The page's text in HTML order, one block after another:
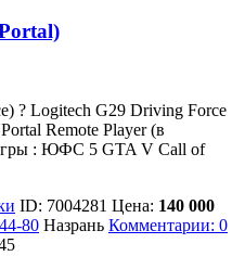
? Logitech G29 Driving Force
Remote Player (в
: ЮФС 5 GTA V Call of
ID: 7004281 Цена: 140 000
80 Назрань Комментарии: 0